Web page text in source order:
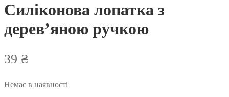
Силіконова лопатка з
дерев’яною ручкою
39 ₴
Немає в наявності